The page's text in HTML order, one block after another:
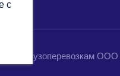
по грузоперевозкам
с